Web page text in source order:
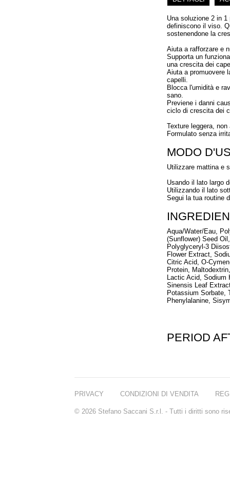
Una soluzione 2 in
definiscono il viso.
sostenendone la
Aiuta a rafforzare e
Supporta un
una crescita dei
Aiuta a promuovere
capelli.
Blocca l'umidità e
sano.
Previene i danni
ciclo di crescita dei
Texture leggera,
Formulato senza
MODO
Utilizzare mattina e
Usando il lato largo
Utilizzando il lato
Segui la tua routine
Aqua/Water/Eau,
(Sunflower) Seed
Polyglyceryl-3
Flower Extract,
Citric Acid, O-
Protein,
Lactic Acid, Sodium
Sinensis Leaf
Potassium Sorbate,
Phenylalanine,
PERIOD
PRIVACY CONDIZIONI DI VENDITA
© 2026 Stefano Saccani S.r.l. - Tutti i diritti sono